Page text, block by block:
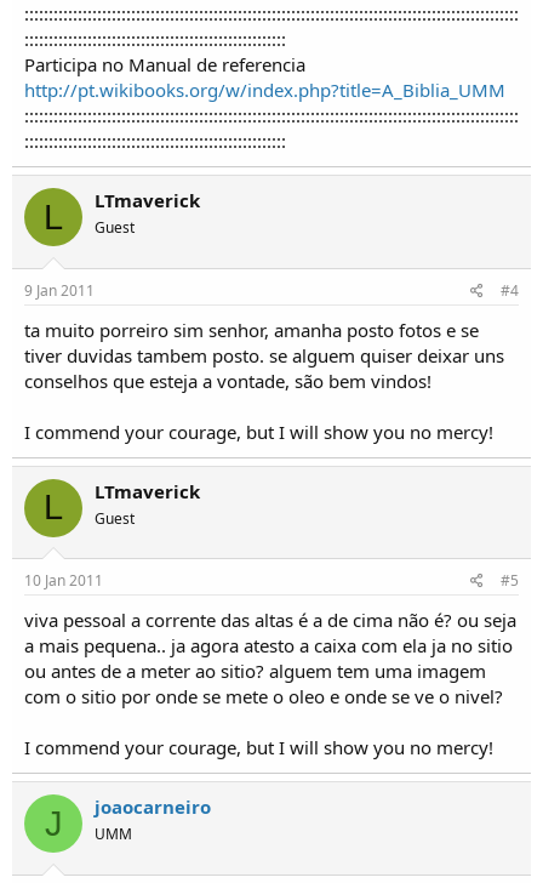
::::::::::::::::::::::::::::::::::::::::::::::::::::::::::::::::::::::::::::::::::::::::::::::::::::::
::::::::::::::::::::::::::::::::::::::::::::::::::::::
Participa no Manual de referencia
http://pt.wikibooks.org/w/index.php?title=A_Biblia_UMM
::::::::::::::::::::::::::::::::::::::::::::::::::::::::::::::::::::::::::::::::::::::::::::::::::::::
::::::::::::::::::::::::::::::::::::::::::::::::::::::
L LTmaverick
Guest
9 Jan 2011 #4
ta muito porreiro sim senhor, amanha posto fotos e se
tiver duvidas tambem posto. se alguem quiser deixar uns
conselhos que esteja a vontade, são bem vindos!
I commend your courage, but I will show you no mercy!
L LTmaverick
Guest
10 Jan 2011 #5
viva pessoal a corrente das altas é a de cima não é? ou seja
a mais pequena.. ja agora atesto a caixa com ela ja no sitio
ou antes de a meter ao sitio? alguem tem uma imagem
com o sitio por onde se mete o oleo e onde se ve o nivel?
I commend your courage, but I will show you no mercy!
J joaocarneiro
UMM